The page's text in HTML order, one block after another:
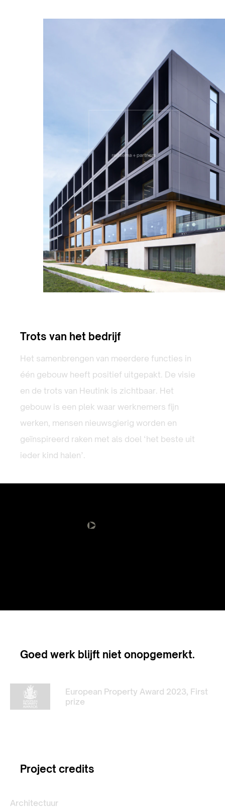
Trots van het bedrijf
Het samenbrengen van meerdere functies in
één gebouw heeft positief uitgepakt. De visie
en de trots van Heutink is zichtbaar. Het
gebouw is een plek waar werknemers fijn
werken, mensen nieuwsgierig worden en
geïnspireerd raken met als doel ‘het beste uit
ieder kind halen’.
Goed werk blijft niet onopgemerkt.
European Property Award 2023, First
prize
Project credits
Architectuur